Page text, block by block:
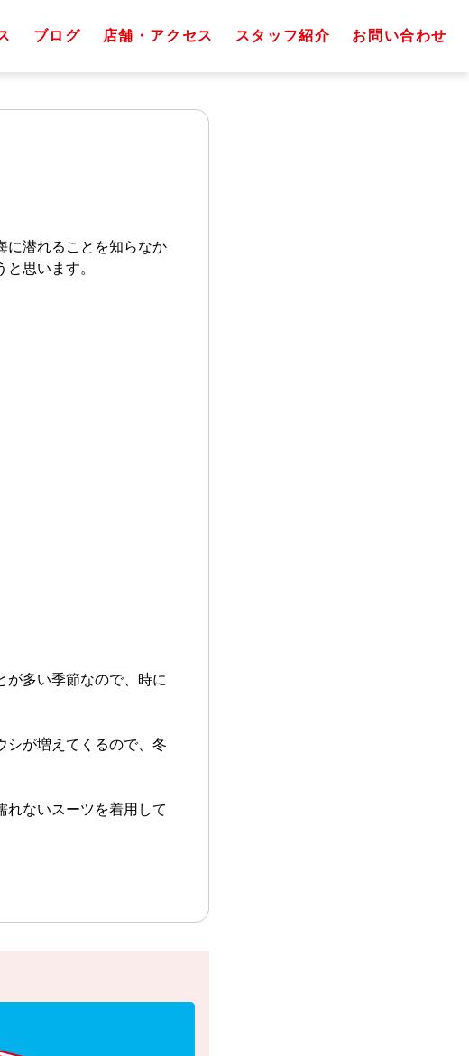
ブログ 店舗・アクセス スタッフ紹介 お問い合わせ
に潜れることを知らなか
思います。
が多い季節なので、時に
シが増えてくるので、冬
れないスーツを着用して